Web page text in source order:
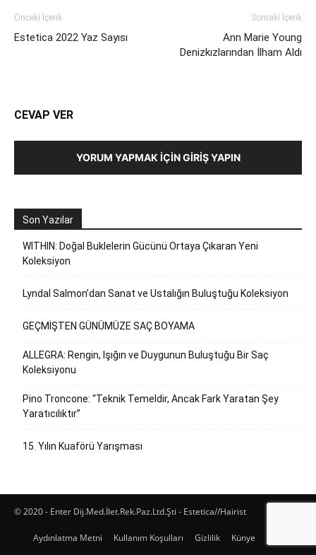
Önceki İçerik
Estetica 2022 Yaz Sayısı
Sonraki İçerik
Ann Marie Young
Denizkızlarından İlham Aldı
CEVAP VER
YORUM YAPMAK İÇIN GIRIŞ YAPIN
Son Yazılar
WITHIN: Doğal Buklelerin Gücünü Ortaya Çıkaran Yeni
Koleksiyon
Lyndal Salmon’dan Sanat ve Ustalığın Buluştuğu Koleksiyon
GEÇMİŞTEN GÜNÜMÜZE SAÇ BOYAMA
ALLEGRA: Rengin, Işığın ve Duygunun Buluştuğu Bir Saç
Koleksiyonu
Pino Troncone: “Teknik Temeldir, Ancak Fark Yaratan Şey
Yaratıcılıktır”
15. Yılın Kuaförü Yarışması
© 2020 - Enter Dij.Med.İlet.Rek.Paz.Ltd.Şti - Estetica//Hairist
Aydınlatma Metni Kullanım Koşulları Gizlilik Künye